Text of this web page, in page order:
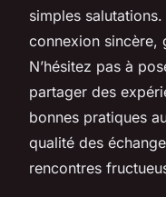
simples
connexion sincère,
N’hésitez pas à
partager des
bonnes pratiques
qualité des
rencontres